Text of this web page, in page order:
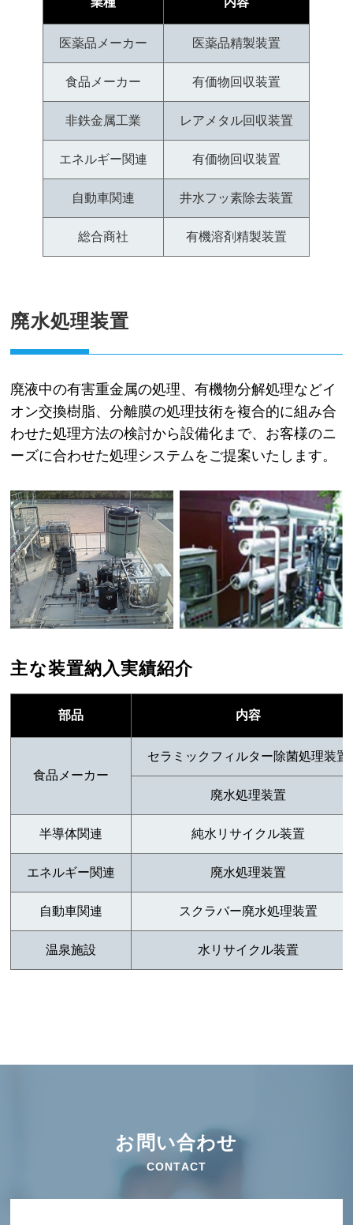
医薬品メーカー 医薬品精製装置
食品メーカー 有価物回収装置
非鉄金属工業 レアメタル回収装置
エネルギー関連 有価物回収装置
自動車関連 井水フッ素除去装置
総合商社 有機溶剤精製装置
廃水処理装置
廃液中の有害重金属の処理、有機物分解処理などイ
オン交換樹脂、分離膜の処理技術を複合的に組み合
わせた処理方法の検討から設備化まで、お客様のニ
ーズに合わせた処理システムをご提案いたします。
主な装置納入実績紹介
部品 内容
食品メーカー
セラミックフィルター除菌処理装置
廃水処理装置
半導体関連 純水リサイクル装置
エネルギー関連 廃水処理装置
自動車関連 スクラバー廃水処理装置
温泉施設 水リサイクル装置
お問い合わせ
CONTACT